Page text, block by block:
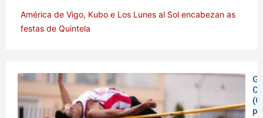
América de Vigo, Kubo e Los Lunes al Sol encabezan as
festas de Quintela